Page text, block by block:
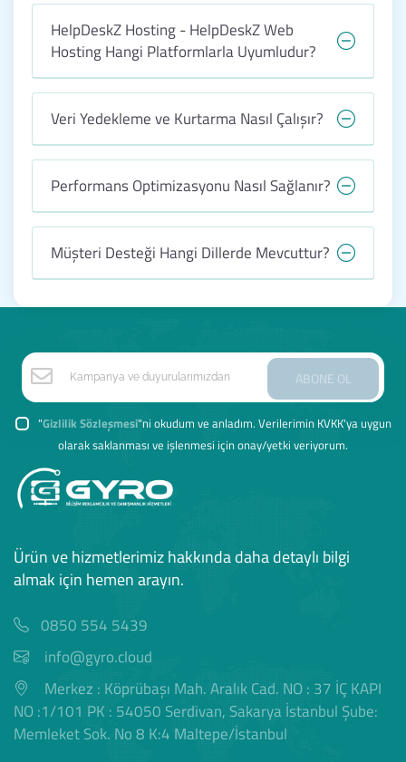
HelpDeskZ Hosting - HelpDeskZ Web
Hosting Hangi Platformlarla Uyumludur?
Veri Yedekleme ve Kurtarma Nasıl Çalışır?
Performans Optimizasyonu Nasıl Sağlanır?
Müşteri Desteği Hangi Dillerde Mevcuttur?
ABONE OL
"Gizlilik Sözleşmesi"ni okudum ve anladım. Verilerimin KVKK'ya uygun
olarak saklanması ve işlenmesi için onay/yetki veriyorum.
Ürün ve hizmetlerimiz hakkında daha detaylı bilgi
almak için hemen arayın.
0850 554 5439
info@gyro.cloud
Merkez : Köprübaşı Mah. Aralık Cad. NO : 37 İÇ KAPI
NO :1/101 PK : 54050 Serdivan, Sakarya İstanbul Şube:
Memleket Sok. No 8 K:4 Maltepe/İstanbul